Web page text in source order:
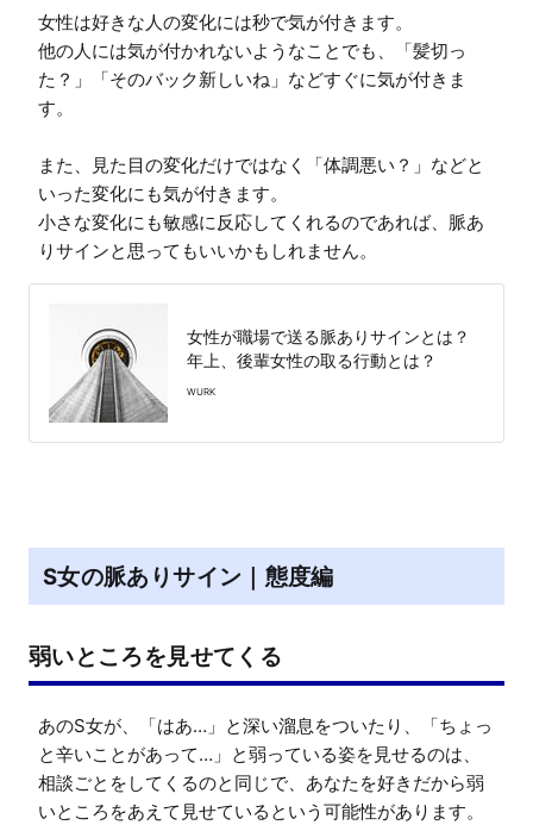
女性は好きな人の変化には秒で気が付きます。
他の人には気が付かれないようなことでも、「髪切っ
た？」「そのバック新しいね」などすぐに気が付きま
す。
また、見た目の変化だけではなく「体調悪い？」などと
いった変化にも気が付きます。
小さな変化にも敏感に反応してくれるのであれば、脈あ
りサインと思ってもいいかもしれません。
女性が職場で送る脈ありサインとは？
年上、後輩女性の取る行動とは？
WURK
S女の脈ありサイン｜態度編
弱いところを見せてくる
あのS女が、「はあ…」と深い溜息をついたり、「ちょっ
と辛いことがあって…」と弱っている姿を見せるのは、
相談ごとをしてくるのと同じで、あなたを好きだから弱
いところをあえて見せているという可能性があります。